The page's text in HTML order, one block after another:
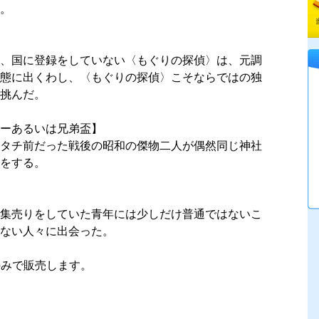
国に登録をしていない〈もぐりの探偵〉は、元調
に出くわし、〈もぐりの探偵〉こそならではの独
んだ。
あるいは兄弟盃】
チ前だった戦後の昭和の傑物二人が偶然同じ神社
する。
売りをしていた青年には少しだけ普通ではないこ
い人々に出会った。
で販売します。